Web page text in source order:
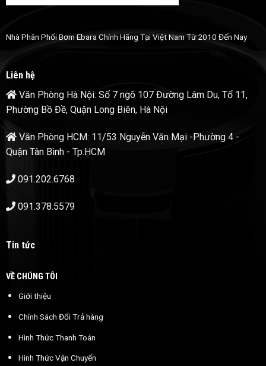
Nhà Phân Phối Bơm Ebara Chính Hãng Tại Việt Nam Từ 2010 Đến Nay
Liên hệ
Văn Phòng Hà Nội: Số 7 ngõ 107 Đường Lâm Du, Tổ 11,
Phường Bồ Đề, Quận Long Biên, Hà Nội
Văn Phòng HCM: 11/53 Nguyễn Văn Mại -Phường 4 -
Quận Tân Bình - Tp.HCM
091.202.6768
091.378.5579
Tin tức
VỀ CHÚNG TÔI
Giới thiệu
Chính Sách Đổi Trả hàng
Hình Thức Thanh Toán
Hình Thức Vận Chuyển